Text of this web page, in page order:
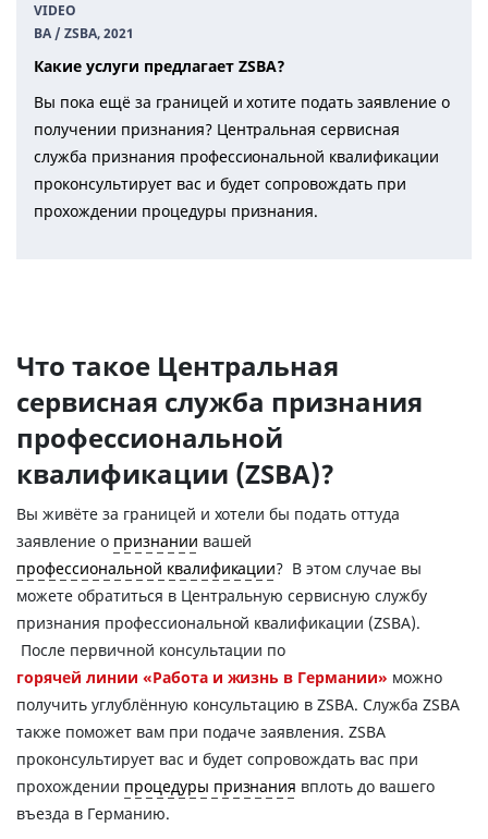
VIDEO
BA / ZSBA, 2021
Какие услуги предлагает ZSBA?
Вы пока ещё за границей и хотите подать заявление о
получении признания? Центральная сервисная
служба признания профессиональной квалификации
проконсультирует вас и будет сопровождать при
прохождении процедуры признания.
Что такое Центральная
сервисная служба признания
профессиональной
квалификации (ZSBA)?
Вы живёте за границей и хотели бы подать оттуда
заявление о признании вашей
профессиональной квалификации? В этом случае вы
можете обратиться в Центральную сервисную службу
признания профессиональной квалификации (ZSBA).
После первичной консультации по
горячей линии «Работа и жизнь в Германии» можно
получить углублённую консультацию в ZSBA. Служба ZSBA
также поможет вам при подаче заявления. ZSBA
проконсультирует вас и будет сопровождать вас при
прохождении процедуры признания вплоть до вашего
въезда в Германию.